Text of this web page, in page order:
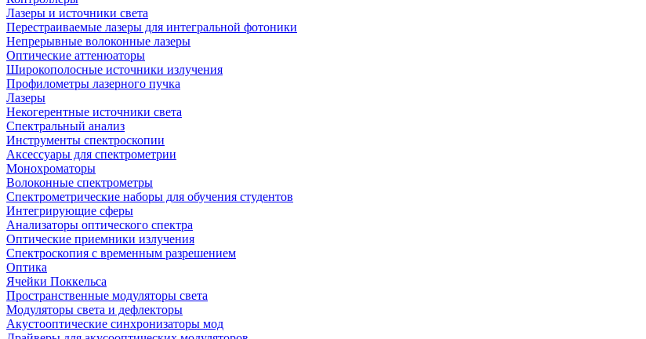
Лазеры и источники света
Перестраиваемые лазеры для интегральной фотоники
Непрерывные волоконные лазеры
Оптические аттенюаторы
Широкополосные источники излучения
Профилометры лазерного пучка
Лазеры
Некогерентные источники света
Спектральный анализ
Инструменты спектроскопии
Аксессуары для спектрометрии
Монохроматоры
Волоконные спектрометры
Спектрометрические наборы для обучения студентов
Интегрирующие сферы
Анализаторы оптического спектра
Оптические приемники излучения
Спектроскопия с временным разрешением
Оптика
Ячейки Поккельса
Пространственные модуляторы света
Модуляторы света и дефлекторы
Акустооптические синхронизаторы мод